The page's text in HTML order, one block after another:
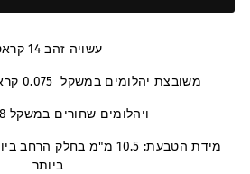
עשויה זהב 14 קראט
משובצת יהלומים במשקל 0.075 קראט, ניקיון VS, צבע F
ויהלומים שחורים במשקל 0.08 קראט
ביותר